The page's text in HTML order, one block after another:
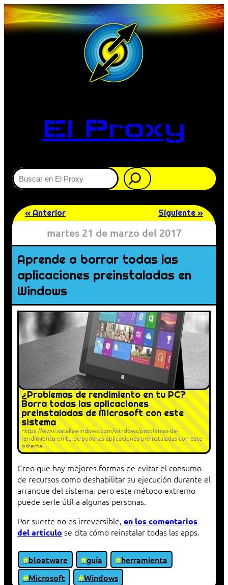
El Proxy
Buscar
« Anterior Siguiente »
martes 21 de marzo del 2017
Aprende a borrar todas las
aplicaciones preinstaladas en
Windows
¿Problemas de rendimiento en tu PC?
Borra todas las aplicaciones
preinstaladas de Microsoft con este
sistema
https://www.xatakawindows.com/windows/problemas-de-
rendimiento-en-tu-pc-borra-las-aplicaciones-preinstaladas-con-este-
sistema
Creo que hay mejores formas de evitar el consumo
de recursos como deshabilitar su ejecución durante el
arranque del sistema, pero este método extremo
puede serle útil a algunas personas.
Por suerte no es irreversible, en los comentarios
del artículo se cita cómo reinstalar todas las apps.
bloatware guía
herramienta
Microsoft
Windows